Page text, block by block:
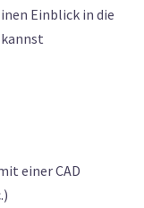
Einblick in die
einer CAD